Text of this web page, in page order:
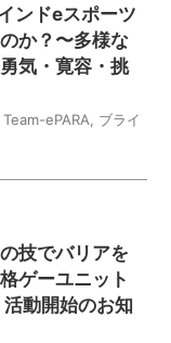
ンドeスポーツ
か？〜多様な
気・寛容・挑
,Team-ePARA
ブライ
技でバリアを
ゲーユニット
動開始のお知